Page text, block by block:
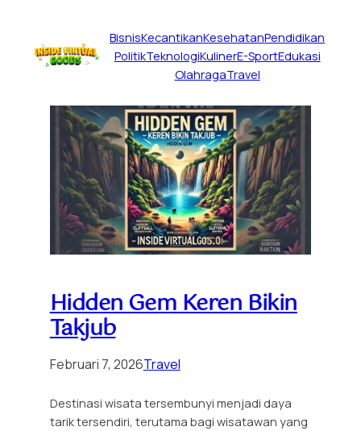
BisnisKecantikanKesehatanPendidikan
PolitikTeknologiKulinerE-SportEdukasi
OlahragaTravel
Hidden Gem Keren Bikin
Takjub
Februari 7, 2026Travel
Destinasi wisata tersembunyi menjadi daya
tarik tersendiri, terutama bagi wisatawan yang